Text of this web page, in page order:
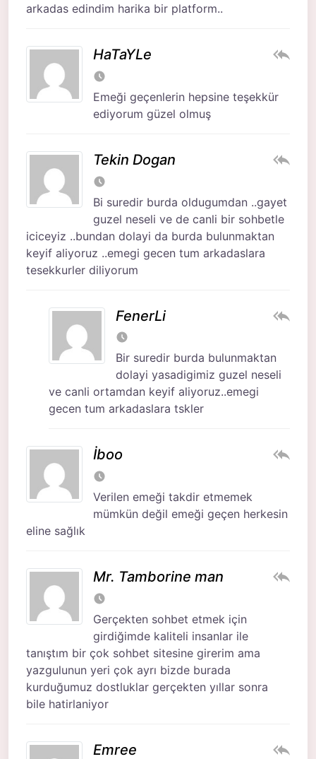
arkadas edindim harika bir platform..
HaTaYLe
Emeği geçenlerin hepsine teşekkür
ediyorum güzel olmuş
Tekin Dogan
Bi suredir burda oldugumdan ..gayet
guzel neseli ve de canli bir sohbetle
iciceyiz ..bundan dolayi da burda bulunmaktan
keyif aliyoruz ..emegi gecen tum arkadaslara
tesekkurler diliyorum
FenerLi
Bir suredir burda bulunmaktan
dolayi yasadigimiz guzel neseli
ve canli ortamdan keyif aliyoruz..emegi
gecen tum arkadaslara tskler
İboo
Verilen emeği takdir etmemek
mümkün değil emeği geçen herkesin
eline sağlık
Mr. Tamborine man
Gerçekten sohbet etmek için
girdiğimde kaliteli insanlar ile
tanıştım bir çok sohbet sitesine girerim ama
yazgulunun yeri çok ayrı bizde burada
kurduğumuz dostluklar gerçekten yıllar sonra
bile hatirlaniyor
Emree